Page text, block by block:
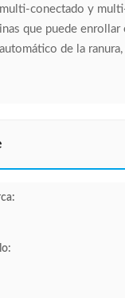
conectado y
que puede enrollar
de la